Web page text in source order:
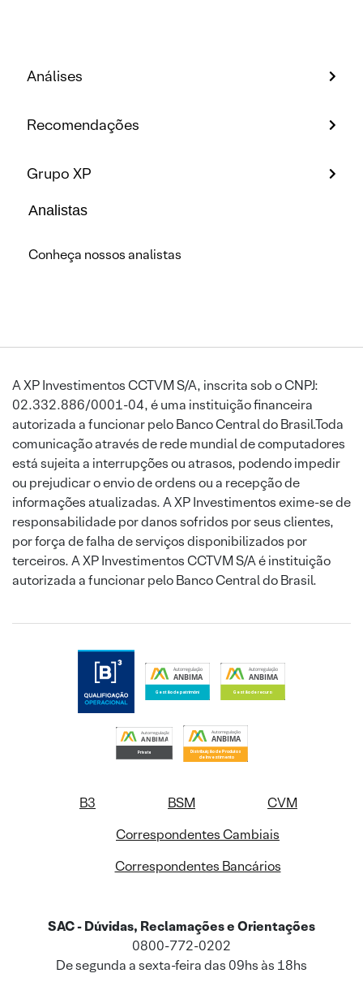
Análises
Recomendações
Grupo XP
Analistas
Conheça nossos analistas
A XP Investimentos CCTVM S/A, inscrita sob o CNPJ:
02.332.886/0001-04, é uma instituição financeira
autorizada a funcionar pelo Banco Central do Brasil.Toda
comunicação através de rede mundial de computadores
está sujeita a interrupções ou atrasos, podendo impedir
ou prejudicar o envio de ordens ou a recepção de
informações atualizadas. A XP Investimentos exime-se de
responsabilidade por danos sofridos por seus clientes,
por força de falha de serviços disponibilizados por
terceiros. A XP Investimentos CCTVM S/A é instituição
autorizada a funcionar pelo Banco Central do Brasil.
B3 BSM
CVM
Correspondentes Cambiais
Correspondentes Bancários
SAC - Dúvidas, Reclamações e Orientações
0800-772-0202
De segunda a sexta-feira das 09hs às 18hs